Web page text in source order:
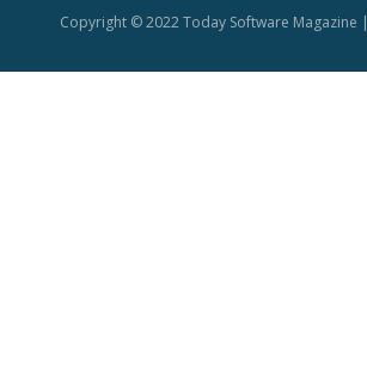
Copyright © 2022 Today Software Magazine |